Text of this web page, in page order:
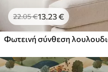
44.9826.99€/m²
Πρίμιουμ
22.05€13.23€